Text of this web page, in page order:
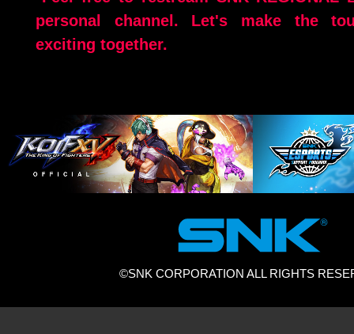
personal channel. Let's make the
exciting together.
©SNK CORPORATION ALL RIGHTS